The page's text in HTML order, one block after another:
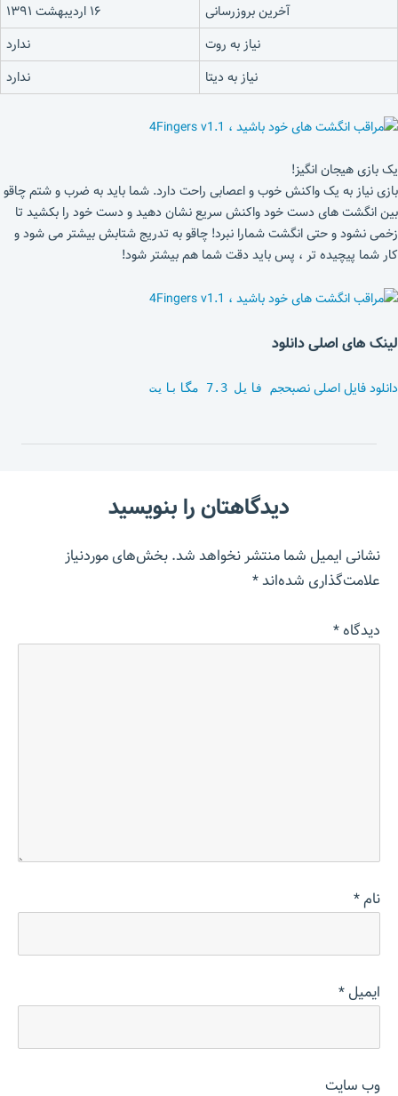
آخرین بروزرسانی
۱۶ اردیبهشت ۱۳۹۱
نیاز به روت
ندارد
نیاز به دیتا
ندارد
یک بازی هیجان انگیز!
بازی نیاز به یک واکنش خوب و اعصابی راحت دارد. شما باید به ضرب و شتم چاقو
بین انگشت های دست خود واکنش سریع نشان دهید و دست خود را بکشید تا
زخمی نشود و حتی انگشت شمارا نبرد! چاقو به تدریج شتابش بیشتر می شود و
کار شما پیچیده تر ، پس باید دقت شما هم بیشتر شود!
لینک های اصلی دانلود
دانلود فایل اصلی نصبحجم فایل 7.3 مگابایت
دیدگاهتان را بنویسید
نشانی ایمیل شما منتشر نخواهد شد.بخش‌های موردنیاز
علامت‌گذاری شده‌اند*
دیدگاه*
نام*
ایمیل*
وب‌ سایت